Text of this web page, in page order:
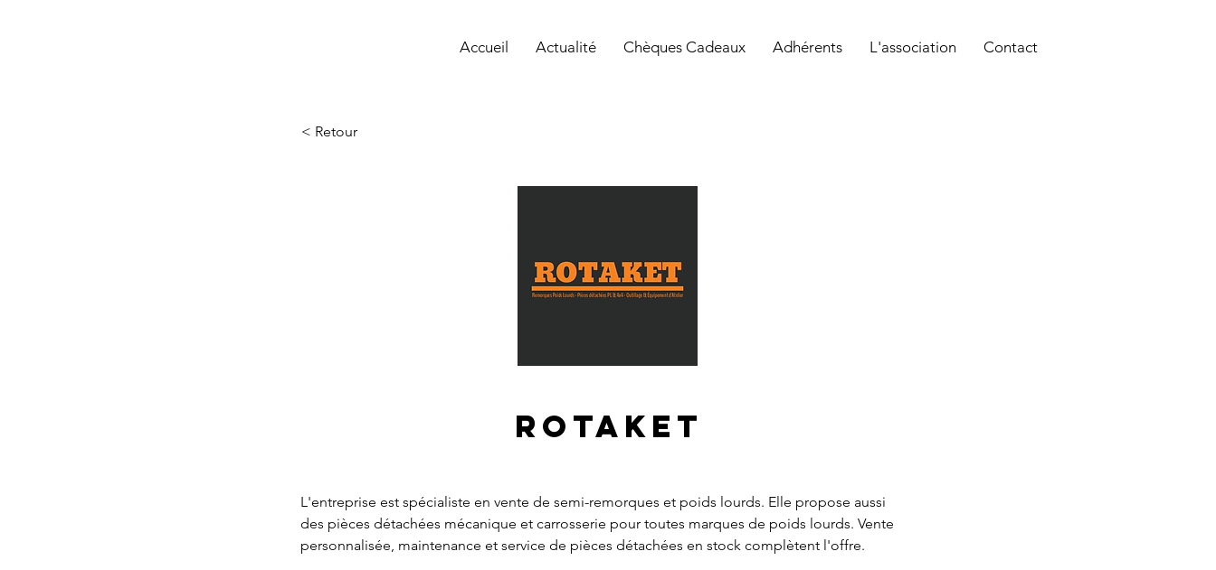
Accueil Actualité Chèques Cadeaux Adhérents L'association Contact
< Retour
Rotaket
L'entreprise est spécialiste en vente de semi-remorques et poids lourds. Elle propose aussi
des pièces détachées mécanique et carrosserie pour toutes marques de poids lourds. Vente
personnalisée, maintenance et service de pièces détachées en stock complètent l'offre.